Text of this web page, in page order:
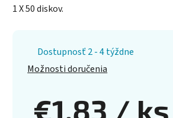
1 X 50 diskov.
Dostupnosť 2 - 4 týždne
Možnosti doručenia
€1,83 / ks